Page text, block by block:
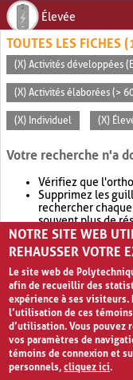
Élevée
TOUTES LES FICHES
(X) Activités développées
(X) Activités élaborées (>
(X) Individuel (X)
Votre recherche n'a
Vérifiez que
Supprimez les
rechercher
souvent plus de
Envisagez
retournera
NOTRE SITE WEB
REHAUSSER VOTRE
Le site web de
afin de recueillir des
expérience à ses visiteurs.
l’utilisation de ces
d’utilisation. Vous pouvez
vos paramètres de
témoins de connexion et
personnels,cliquez ici.